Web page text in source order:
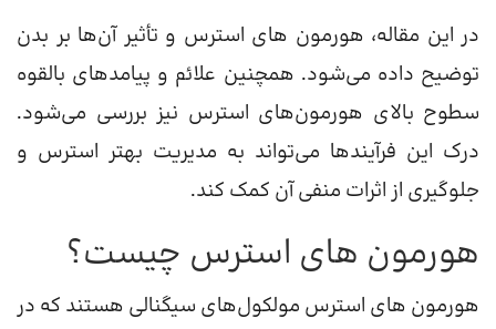
در این مقاله، هورمون های استرس و تأثیر آن‌ها بر بدن
توضیح داده می‌شود. همچنین علائم و پیامدهای بالقوه
سطوح بالای هورمون‌های استرس نیز بررسی می‌شود.
درک این فرآیندها می‌تواند به مدیریت بهتر استرس و
جلوگیری از اثرات منفی آن کمک کند.
هورمون های استرس چیست؟
هورمون های استرس مولکول‌های سیگنالی هستند که در